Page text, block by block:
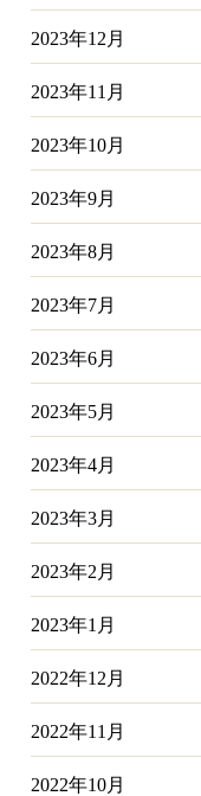
2023年12月
2023年11月
2023年10月
2023年9月
2023年8月
2023年7月
2023年6月
2023年5月
2023年4月
2023年3月
2023年2月
2023年1月
2022年12月
2022年11月
2022年10月